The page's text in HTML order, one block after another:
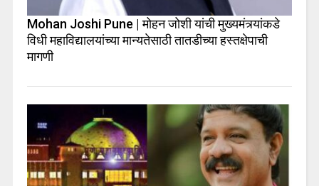
Mohan Joshi Pune | मोहन जोशी यांची मुख्यमंत्र्यांकडे
विधी महाविद्यालयांच्या मान्यतेसाठी तातडीच्या हस्तक्षेपाची
मागणी